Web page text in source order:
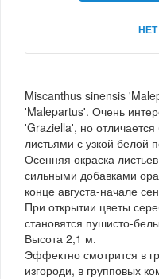
Miscanthus sinensis
'Malepartus'. Очень
'Graziella', но
листьями с узкой белой
Осенняя окраска
сильными добавками
конце августа-начале
При открытии цветы
становятся пушисто-
Высота 2,1 м.
Эффектно смотрится в
изгороди, в групповых